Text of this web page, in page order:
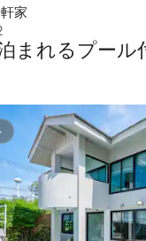
家
まれるプール